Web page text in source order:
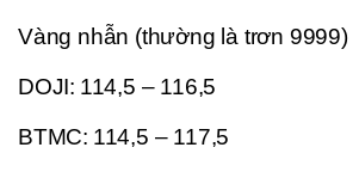
Vàng nhẫn (thường là trơn 9999)
DOJI: 114,5 – 116,5
BTMC: 114,5 – 117,5